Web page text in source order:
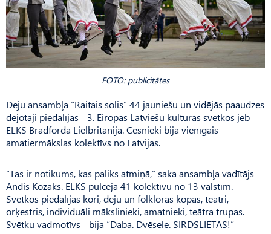
FOTO: publicitātes
Deju ansambļa “Raitais solis” 44 jauniešu un vidējās paaudzes
dejotāji piedalījās 3. Eiropas Latviešu kultūras svētkos jeb
ELKS Bradfordā Lielbritā­nijā. Cēsnieki bija vienīgais
amatiermākslas kolektīvs no Latvijas.
“Tas ir notikums, kas paliks atmiņā,” saka ansambļa vadītājs
Andis Kozaks. ELKS pulcēja 41 kolektīvu no 13 valstīm.
Svētkos piedalījās kori, deju un folkloras kopas, teātri,
orķestris, individuāli mākslinieki, amatnieki, teātra trupas.
Svētku vadmotīvs bija “Daba. Dvēsele. SIRDSLIETAS!”